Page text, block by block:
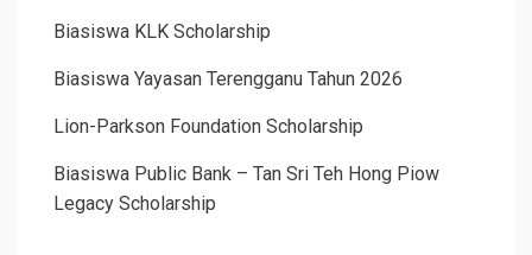
Biasiswa KLK Scholarship
Biasiswa Yayasan Terengganu Tahun 2026
Lion-Parkson Foundation Scholarship
Biasiswa Public Bank – Tan Sri Teh Hong Piow
Legacy Scholarship